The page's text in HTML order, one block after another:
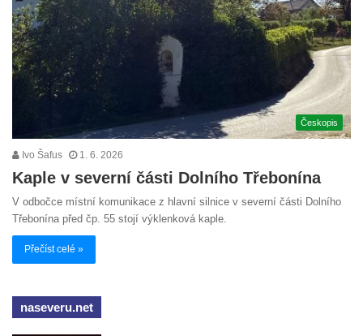
Českopis
Ivo Šafus 1. 6. 2026
Kaple v severní části Dolního Třebonína
V odbočce místní komunikace z hlavní silnice v severní části Dolního
Třebonína před čp. 55 stojí výklenková kaple.
Přečíst celé »
naseveru.net